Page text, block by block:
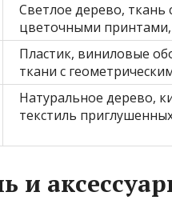
Светлое дерево, ткань
цветочными
Пластик, виниловые
ткани с
Натуральное дерево,
текстиль
и